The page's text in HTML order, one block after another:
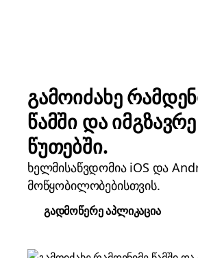
გამოიძახე
წამში და იმგზავრე
წუთებში.
ხელმისაწვდომია iOS და
მოწყობილობებისთვის.
გადმოწერე აპლიკაცია